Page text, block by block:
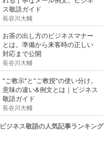
ス敬語ガイド
長谷川大輔
お茶の出し方のビジネスマナー
とは。準備から来客時の正しい
対応まで公開
長谷川大輔
"ご教示"と"ご教授"の使い分け。
意味の違い&例文とは｜ビジネス
敬語ガイド
長谷川大輔
ビジネス敬語の人気記事ランキング